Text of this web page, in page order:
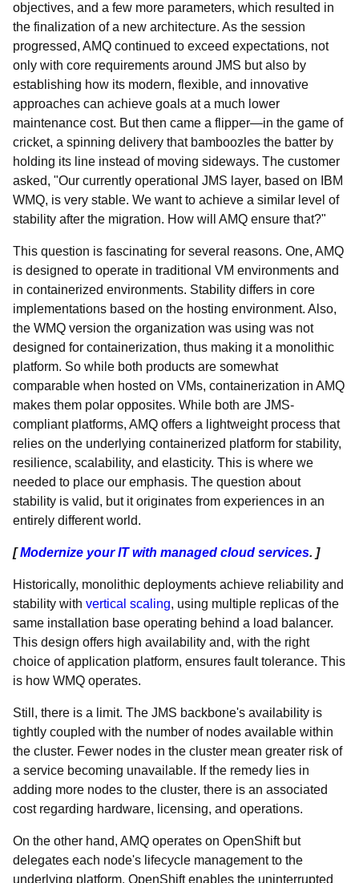
objectives, and a few more parameters, which resulted in
the finalization of a new architecture. As the session
progressed, AMQ continued to exceed expectations, not
only with core requirements around JMS but also by
establishing how its modern, flexible, and innovative
approaches can achieve goals at a much lower
maintenance cost. But then came a flipper—in the game of
cricket, a spinning delivery that bamboozles the batter by
holding its line instead of moving sideways. The customer
asked, "Our currently operational JMS layer, based on IBM
WMQ, is very stable. We want to achieve a similar level of
stability after the migration. How will AMQ ensure that?"
This question is fascinating for several reasons. One, AMQ
is designed to operate in traditional VM environments and
in containerized environments. Stability differs in core
implementations based on the hosting environment. Also,
the WMQ version the organization was using was not
designed for containerization, thus making it a monolithic
platform. So while both products are somewhat
comparable when hosted on VMs, containerization in AMQ
makes them polar opposites. While both are JMS-
compliant platforms, AMQ offers a lightweight process that
relies on the underlying containerized platform for stability,
resilience, scalability, and elasticity. This is where we
needed to place our emphasis. The question about
stability is valid, but it originates from experiences in an
entirely different world.
[Modernize your IT with managed cloud services. ]
Historically, monolithic deployments achieve reliability and
stability with vertical scaling, using multiple replicas of the
same installation base operating behind a load balancer.
This design offers high availability and, with the right
choice of application platform, ensures fault tolerance. This
is how WMQ operates.
Still, there is a limit. The JMS backbone's availability is
tightly coupled with the number of nodes available within
the cluster. Fewer nodes in the cluster mean greater risk of
a service becoming unavailable. If the remedy lies in
adding more nodes to the cluster, there is an associated
cost regarding hardware, licensing, and operations.
On the other hand, AMQ operates on OpenShift but
delegates each node's lifecycle management to the
underlying platform. OpenShift enables the uninterrupted